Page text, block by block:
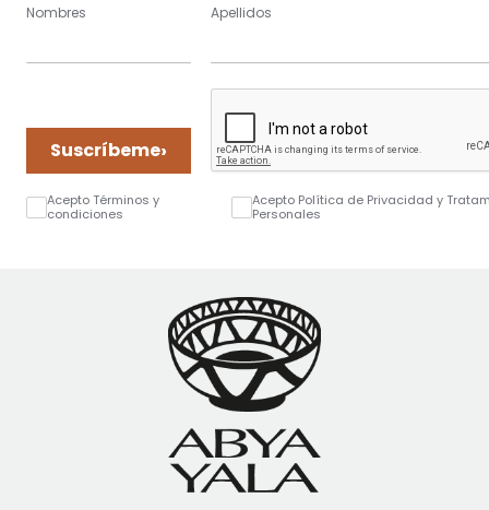
Nombres Apellidos
Suscríbeme›
Acepto Términos y
condiciones
Acepto Política de Privacidad y
Personales